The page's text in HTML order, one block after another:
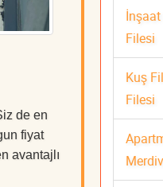
de en
fiyat
avantajlı
Filesi
Kuş
Filesi